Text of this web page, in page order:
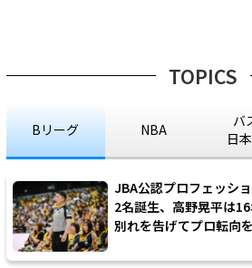
TOPICS
Bリーグ NBA
バ
日
JBA公認プロフェッシ
2名誕生、高野晃平は
別れを告げてプロ転向